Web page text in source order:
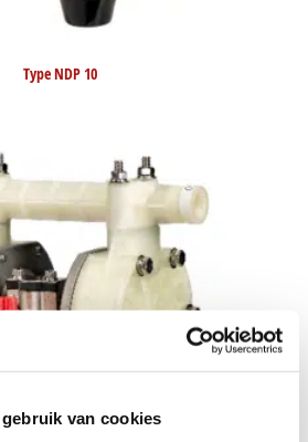
van cookies
Type NDP 10